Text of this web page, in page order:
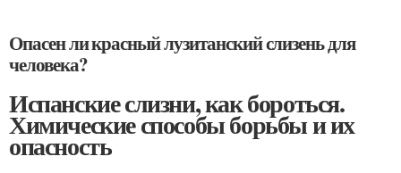
Опасен ли красный лузитанский слизень для
человека?
Испанские слизни, как бороться.
Химические способы борьбы и их
опасность